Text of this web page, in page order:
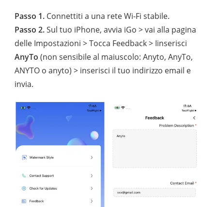
Passo 1. Connettiti a una rete Wi-Fi stabile.
Passo 2.Sul tuo iPhone, avvia iGo > vai alla pagina
delle Impostazioni > Tocca Feedback > Iinserisci
AnyTo (non sensibile al maiuscolo: Anyto, AnyTo,
ANYTO o anyto) > inserisci il tuo indirizzo email e
invia.